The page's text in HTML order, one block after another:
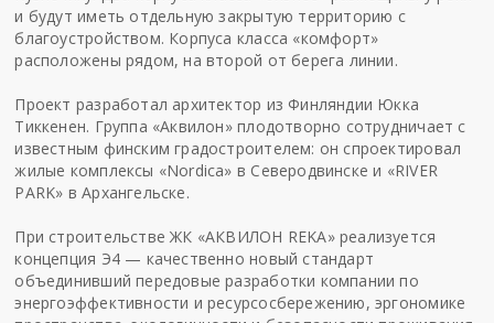
и будут иметь отдельную закрытую территорию с
благоустройством. Корпуса класса «комфорт»
расположены рядом, на второй от берега линии.
Проект разработал архитектор из Финляндии Юкка
Тиккенен. Группа «Аквилон» плодотворно сотрудничает с
известным финским градостроителем: он спроектировал
жилые комплексы «Nordica» в Северодвинске и «RIVER
PARK» в Архангельске.
При строительстве ЖК «АКВИЛОН REKA» реализуется
концепция Э4 — качественно новый стандарт
объединивший передовые разработки компании по
энергоэффективности и ресурсосбережению, эргономике